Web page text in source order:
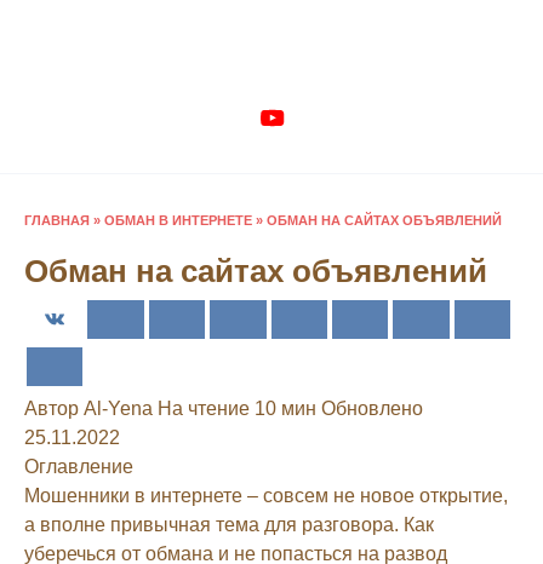
ГЛАВНАЯ » ОБМАН В ИНТЕРНЕТЕ » ОБМАН НА САЙТАХ ОБЪЯВЛЕНИЙ
Обман на сайтах объявлений
Автор Al-Yena На чтение 10 мин Обновлено
25.11.2022
Оглавление
Мошенники в интернете – совсем не новое открытие,
а вполне привычная тема для разговора. Как
уберечься от обмана и не попасться на развод